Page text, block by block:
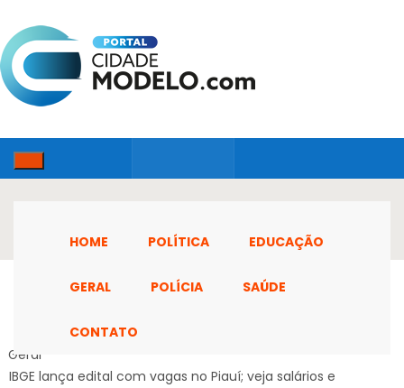
HOME POLÍTICA EDUCAÇÃO
GERAL POLÍCIA SAÚDE
CONTATO
Geral
IBGE lança edital com vagas no Piauí; veja salários e